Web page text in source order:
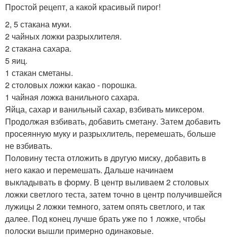
Простой рецепт, а какой красивый пирог!
2, 5 стакана муки.
2 чайных ложки разрыхлителя.
2 стакана сахара.
5 яиц.
1 стакан сметаны.
2 столовых ложки какао - порошка.
1 чайная ложка ванильного сахара.
Яйца, сахар и ванильный сахар, взбивать миксером.
Продолжая взбивать, добавить сметану. Затем добавить
просеянную муку и разрыхлитель, перемешать, больше
не взбивать.
Половину теста отложить в другую миску, добавить в
него какао и перемешать. Дальше начинаем
выкладывать в форму. В центр выливаем 2 столовых
ложки светлого теста, затем точно в центр получившейся
лужицы 2 ложки темного, затем опять светлого, и так
далее. Под конец лучше брать уже по 1 ложке, чтобы
полоски вышли примерно одинаковые.